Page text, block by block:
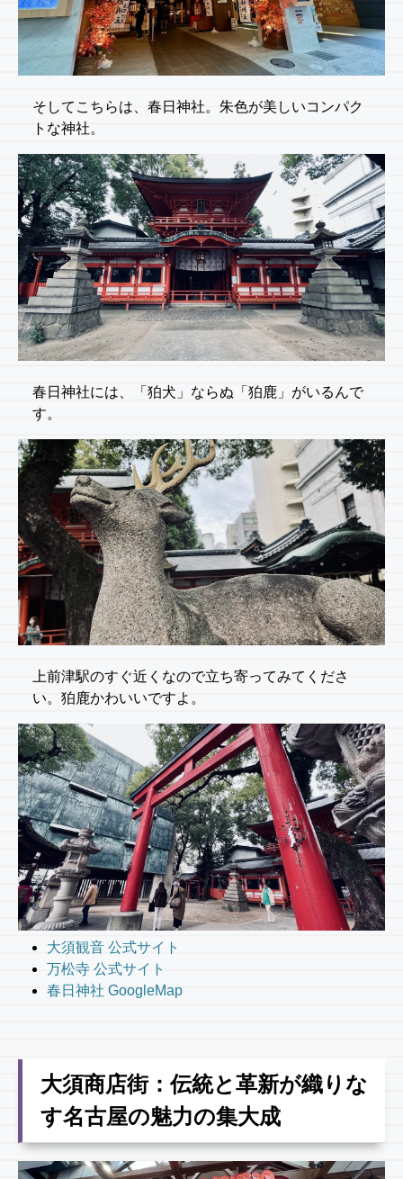
そしてこちらは、春日神社。朱色が美しいコンパク
トな神社。
春日神社には、「狛犬」ならぬ「狛鹿」がいるんで
す。
上前津駅のすぐ近くなので立ち寄ってみてくださ
い。狛鹿かわいいですよ。
大須観音 公式サイト
万松寺 公式サイト
春日神社 GoogleMap
大須商店街：伝統と革新が織りな
す名古屋の魅力の集大成